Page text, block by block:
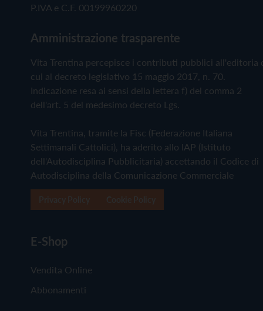
P.IVA e C.F. 00199960220
Amministrazione trasparente
Vita Trentina percepisce i contributi pubblici all'editoria
cui al decreto legislativo 15 maggio 2017, n. 70.
Indicazione resa ai sensi della lettera f) del comma 2
dell'art. 5 del medesimo decreto Lgs.
Vita Trentina, tramite la Fisc (Federazione Italiana
Settimanali Cattolici), ha aderito allo IAP (Istituto
dell'Autodisciplina Pubblicitaria) accettando il Codice di
Autodisciplina della Comunicazione Commerciale
E-Shop
Vendita Online
Abbonamenti